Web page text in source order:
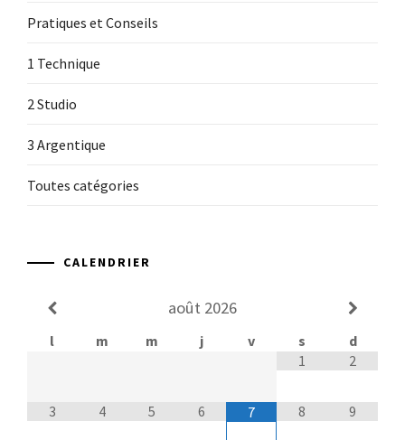
Pratiques et Conseils
1 Technique
2 Studio
3 Argentique
Toutes catégories
CALENDRIER
août 2026
l m m j v s
d
1
2
3 4 5 6 7 8 9